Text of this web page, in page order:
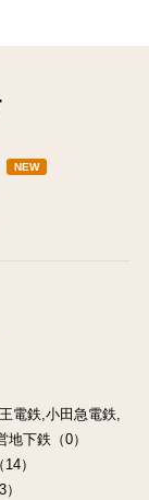
NEW
電鉄,小田急電鉄,
下鉄（0）
）